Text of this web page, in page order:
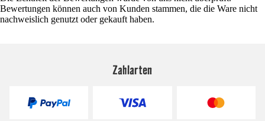
Bewertungen können auch von Kunden stammen, die die Ware nicht
nachweislich genutzt oder gekauft haben.
Zahlarten